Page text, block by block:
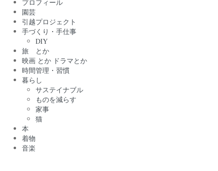
プロフィール
園芸
引越プロジェクト
手づくり・手仕事
DIY
旅 とか
映画 とか ドラマとか
時間管理・習慣
暮らし
サステイナブル
ものを減らす
家事
猫
本
着物
音楽